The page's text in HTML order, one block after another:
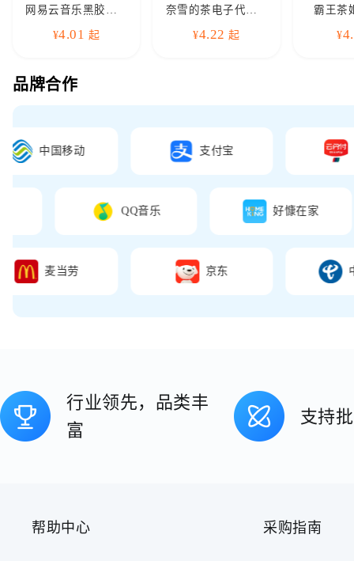
网易云音乐黑胶VIP
¥4.01 起
奈雪的茶电子代金券
¥4.22 起
霸王茶
¥
品牌合作
中国移动 支付宝
QQ音乐 好慷在家
麦当劳 京东
适用场景
企业福利采购与节日礼赠
银行积分兑换与会员运营
商品信息、品牌合作与采购入口集中展示，便于快速选品
行业领先，品类丰
富
支持
帮助中心 采购指南